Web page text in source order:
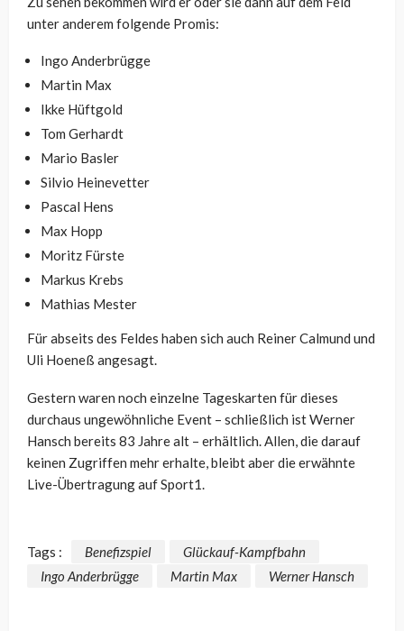
unter anderem folgende Promis:
Ingo Anderbrügge
Martin Max
Ikke Hüftgold
Tom Gerhardt
Mario Basler
Silvio Heinevetter
Pascal Hens
Max Hopp
Moritz Fürste
Markus Krebs
Mathias Mester
Für abseits des Feldes haben sich auch Reiner Calmund und
Uli Hoeneß angesagt.
Gestern waren noch einzelne Tageskarten für dieses
durchaus ungewöhnliche Event – schließlich ist Werner
Hansch bereits 83 Jahre alt – erhältlich. Allen, die darauf
keinen Zugriffen mehr erhalte, bleibt aber die erwähnte
Live-Übertragung auf Sport1.
Tags : Benefizspiel
Glückauf-Kampfbahn
Ingo Anderbrügge
Martin Max Werner Hansch